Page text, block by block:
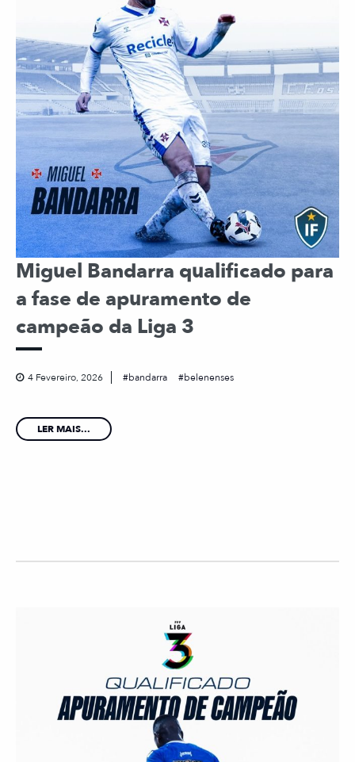
Miguel Bandarra qualificado para
a fase de apuramento de
campeão da Liga 3
4 Fevereiro, 2026 bandarra belenenses
LER MAIS...